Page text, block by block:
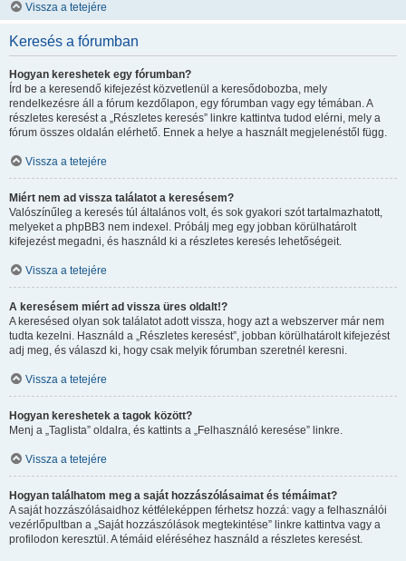
Vissza a tetejére
Keresés a fórumban
Hogyan kereshetek egy fórumban?
Írd be a keresendő kifejezést közvetlenül a keresődobozba, mely
rendelkezésre áll a fórum kezdőlapon, egy fórumban vagy egy témában. A
részletes keresést a „Részletes keresés” linkre kattintva tudod elérni, mely a
fórum összes oldalán elérhető. Ennek a helye a használt megjelenéstől függ.
Vissza a tetejére
Miért nem ad vissza találatot a keresésem?
Valószínűleg a keresés túl általános volt, és sok gyakori szót tartalmazhatott,
melyeket a phpBB3 nem indexel. Próbálj meg egy jobban körülhatárolt
kifejezést megadni, és használd ki a részletes keresés lehetőségeit.
Vissza a tetejére
A keresésem miért ad vissza üres oldalt!?
A keresésed olyan sok találatot adott vissza, hogy azt a webszerver már nem
tudta kezelni. Használd a „Részletes keresést”, jobban körülhatárolt kifejezést
adj meg, és válaszd ki, hogy csak melyik fórumban szeretnél keresni.
Vissza a tetejére
Hogyan kereshetek a tagok között?
Menj a „Taglista” oldalra, és kattints a „Felhasználó keresése” linkre.
Vissza a tetejére
Hogyan találhatom meg a saját hozzászólásaimat és témáimat?
A saját hozzászólásaidhoz kétféleképpen férhetsz hozzá: vagy a felhasználói
vezérlőpultban a „Saját hozzászólások megtekintése” linkre kattintva vagy a
profilodon keresztül. A témáid eléréséhez használd a részletes keresést.